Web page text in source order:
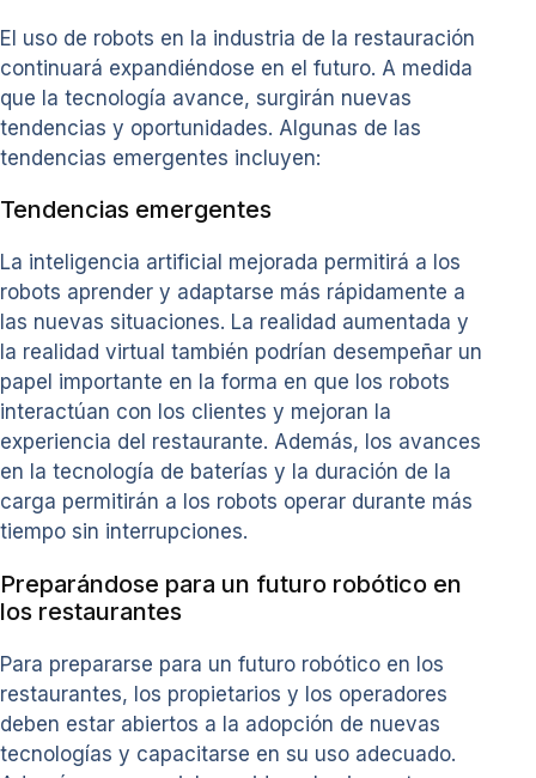
El uso de robots en la industria de la restauración
continuará expandiéndose en el futuro. A medida
que la tecnología avance, surgirán nuevas
tendencias y oportunidades. Algunas de las
tendencias emergentes incluyen:
Tendencias emergentes
La inteligencia artificial mejorada permitirá a los
robots aprender y adaptarse más rápidamente a
las nuevas situaciones. La realidad aumentada y
la realidad virtual también podrían desempeñar un
papel importante en la forma en que los robots
interactúan con los clientes y mejoran la
experiencia del restaurante. Además, los avances
en la tecnología de baterías y la duración de la
carga permitirán a los robots operar durante más
tiempo sin interrupciones.
Preparándose para un futuro robótico en
los restaurantes
Para prepararse para un futuro robótico en los
restaurantes, los propietarios y los operadores
deben estar abiertos a la adopción de nuevas
tecnologías y capacitarse en su uso adecuado.